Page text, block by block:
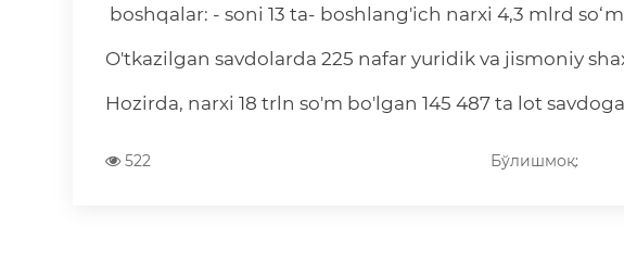
boshqalar: - soni 13 ta- boshlang'ich narxi 4,3 mlrd
O'tkazilgan savdolarda 225 nafar yuridik va jismoniy
Hozirda, narxi 18 trln so'm bo'lgan 145 487 ta lot
522 Бўлишмоқ: